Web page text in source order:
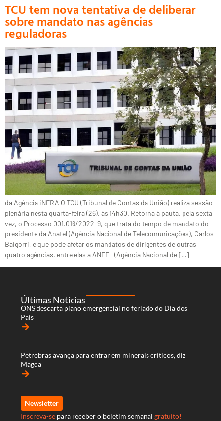
TCU tem nova tentativa de deliberar
sobre mandato nas agências
reguladoras
da Agência iNFRA O TCU (Tribunal de Contas da União) realiza sessão
plenária nesta quarta-feira (26), às 14h30. Retorna à pauta, pela sexta
vez, o Processo 001.016/2022-9, que trata do tempo de mandato do
presidente da Anatel (Agência Nacional de Telecomunicações), Carlos
Baigorri, e que pode afetar os mandatos de dirigentes de outras
quatro agências, entre elas a ANEEL (Agência Nacional de […]
Últimas Notícias
ONS descarta plano emergencial no feriado do Dia dos
Pais
arrow_forward
Petrobras avança para entrar em minerais críticos, diz
Magda
arrow_forward
Newsletter
Inscreva-se para receber o boletim semanal gratuito!